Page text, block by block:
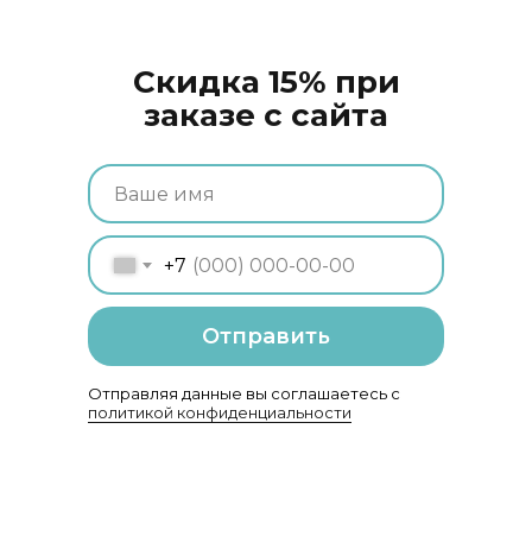
+7
Отправить
Отправляя данные вы соглашаетесь с
политикой конфиденциальности
Скидка 15% при
заказе с сайта